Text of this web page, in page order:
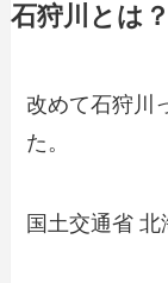
石狩川とは？
改めて石狩川
た。
国土交通省 北